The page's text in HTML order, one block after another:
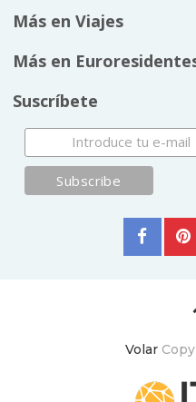
Más en Viajes
Más en
Suscríbete
Volar